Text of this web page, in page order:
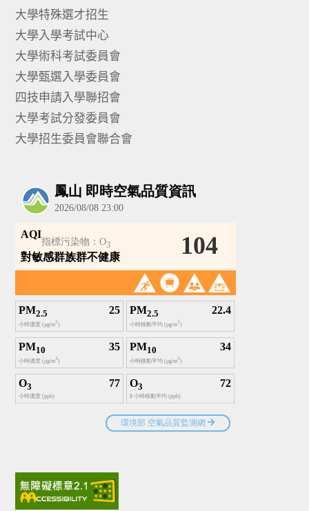
大學特殊選才招生
大學入學考試中心
大學術科考試委員會
大學甄選入學委員會
四技申請入學聯招會
大學考試分發委員會
大學招生委員會聯合會